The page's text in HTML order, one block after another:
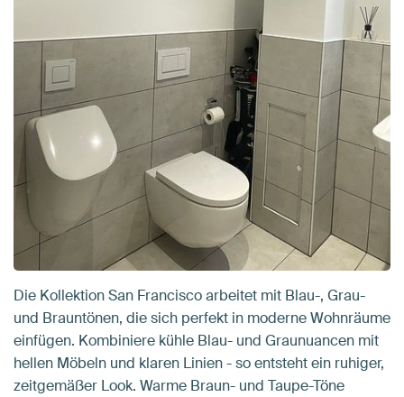
Die Kollektion San Francisco arbeitet mit Blau-, Grau-
und Brauntönen, die sich perfekt in moderne Wohnräume
einfügen. Kombiniere kühle Blau- und Graunuancen mit
hellen Möbeln und klaren Linien - so entsteht ein ruhiger,
zeitgemäßer Look. Warme Braun- und Taupe-Töne